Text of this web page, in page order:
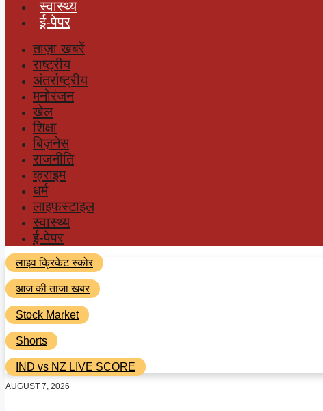
स्वास्थ्य
ई-पेपर
ताज़ा खबरें
राष्ट्रीय
अंतर्राष्ट्रीय
मनोरंजन
खेल
शिक्षा
बिज़नेस
राजनीति
क्राइम
धर्म
लाइफस्टाइल
स्वास्थ्य
ई-पेपर
लाइव क्रिकेट स्कोर
आज की ताजा खबर
Stock Market
Shorts
IND vs NZ LIVE SCORE
AUGUST 7, 2026